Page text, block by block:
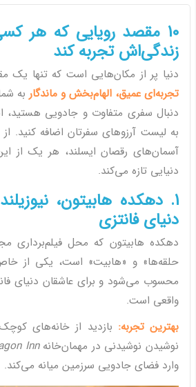
10 مقصد رویایی که هر
زندگی‌اش تجربه کند
دنیا پر از مکان‌هایی است که تنها یک
تجربه‌ای عمیق، الهام‌بخش و ماندگاربه
به لیست آرزوهای سفرتان اضافه کنید.
آسمان‌های رقصان ایسلند، هر یک از
دنیایی تازه می‌کند.
1. دهکده هابیتون،
دنیای فانتزی
دهکده هابیتون که محل فیلم‌برداری
حلقه‌ها» و «هابیت» است، یکی از
محسوب می‌شود و برای عاشقان دنیای
واقعی است.
بهترین تجربه: بازدید از خانه‌های
نوشیدن نوشیدنی در مهمان‌خانهInn
وارد فضای جادویی سرزمین میانه می‌کند.